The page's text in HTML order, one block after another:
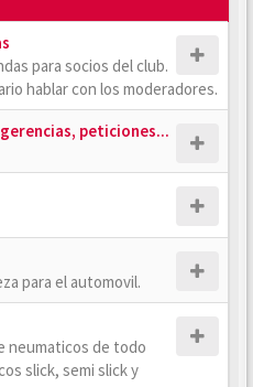
para socios del club.
hablar con los moderadores.
peticiones...
para el automovil.
neumaticos de todo
slick, semi slick y